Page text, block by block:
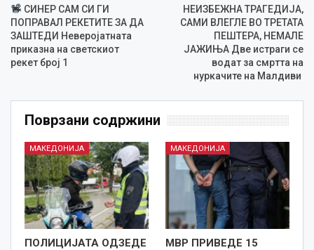
СИНЕР САМ СИ ГИ
ПОПРАВАЛ РЕКЕТИТЕ ЗА ДА
ЗАШТЕДИ Неверојатната
приказна на светскиот
рекет број 1
НЕИЗБЕЖНА ТРАГЕДИЈА,
САМИ ВЛЕГЛЕ ВО ТРЕТАТА
ПЕШТЕРА, НЕМАЛЕ
ЈАЖИЊА Две истраги се
водат за смртта на
нуркачите на Малдиви
Поврзани содржини
МАКЕДОНИЈА
ПОЛИЦИЈАТА ОДЗЕДЕ
МАКЕДОНИЈА
МВР ПРИВЕДЕ 15